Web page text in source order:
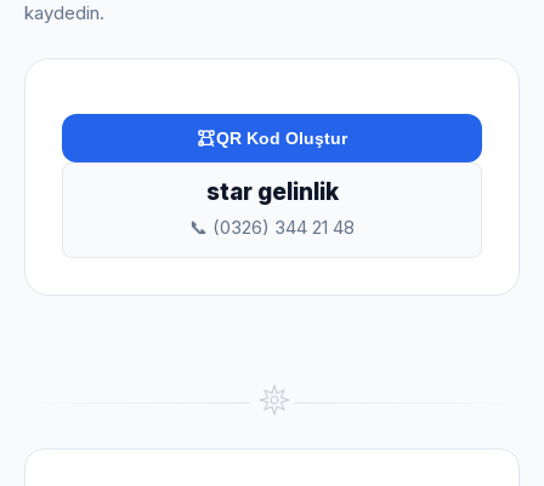
kaydedin.
QR Kod Oluştur
star gelinlik
📞 (0326) 344 21 48